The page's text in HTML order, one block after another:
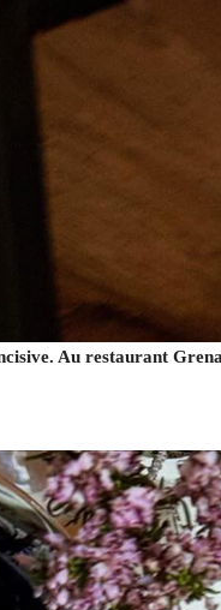
Au restaurant